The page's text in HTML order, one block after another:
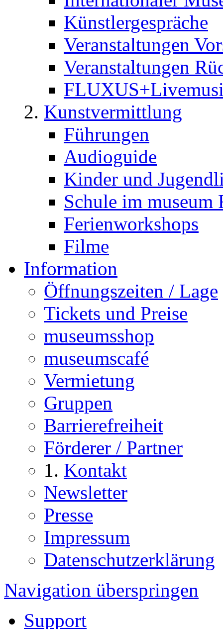
Künstlergespräche
Veranstaltungen
Veranstaltungen
Kunstvermittlung
Führungen
Audioguide
Kinder und
Schule im
Ferienworkshops
Filme
Information
Öffnungszeiten / Lage
Tickets und Preise
museumsshop
museumscafé
Vermietung
Gruppen
Barrierefreiheit
Förderer / Partner
Kontakt
Newsletter
Presse
Impressum
Datenschutzerklärung
Navigation überspringen
Support